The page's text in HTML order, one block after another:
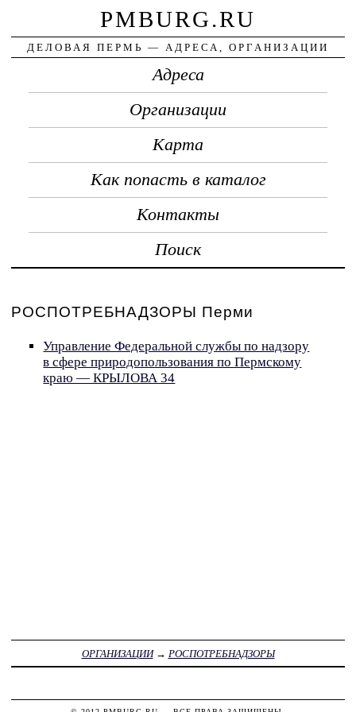
PMBURG.RU
ДЕЛОВАЯ ПЕРМЬ — АДРЕСА, ОРГАНИЗАЦИИ
Адреса
Организации
Карта
Как попасть в каталог
Контакты
Поиск
РОСПОТРЕБНАДЗОРЫ Перми
Управление Федеральной службы по надзору
в сфере природопользования по Пермскому
краю — КРЫЛОВА 34
ОРГАНИЗАЦИИ→ РОСПОТРЕБНАДЗОРЫ